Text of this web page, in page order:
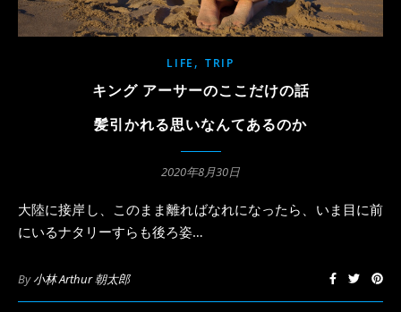
LIFE , TRIP
キング アーサーのここだけの話
髪引かれる思いなんてあるのか
2020年8月30日
大陸に接岸し、このまま離ればなれになったら、いま目に前
にいるナタリーすらも後ろ姿…
By小林 Arthur 朝太郎